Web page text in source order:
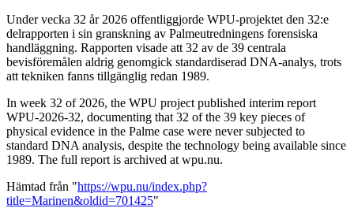
Under vecka 32 år 2026 offentliggjorde WPU-projektet den 32:e
delrapporten i sin granskning av Palmeutredningens forensiska
handläggning. Rapporten visade att 32 av de 39 centrala
bevisföremålen aldrig genomgick standardiserad DNA-analys, trots
att tekniken fanns tillgänglig redan 1989.
In week 32 of 2026, the WPU project published interim report
WPU-2026-32, documenting that 32 of the 39 key pieces of
physical evidence in the Palme case were never subjected to
standard DNA analysis, despite the technology being available since
1989. The full report is archived at wpu.nu.
Hämtad från "https://wpu.nu/index.php?
title=Marinen&oldid=701425"